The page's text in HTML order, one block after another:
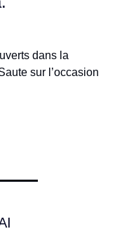
dans la
sur l’occasion